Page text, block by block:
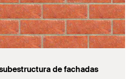
de fachadas